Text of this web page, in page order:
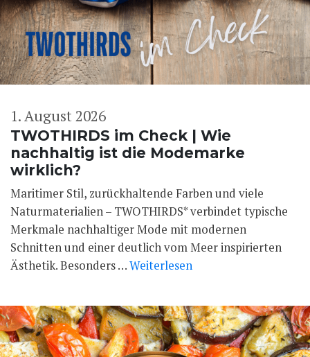
TWOTHIRDS im Check | Wie
nachhaltig ist die Modemarke
wirklich?
1. August 2026
Maritimer Stil, zurückhaltende Farben und viele
Naturmaterialien – TWOTHIRDS* verbindet typische
Merkmale nachhaltiger Mode mit modernen
Schnitten und einer deutlich vom Meer inspirierten
Ästhetik. Besonders …Weiterlesen